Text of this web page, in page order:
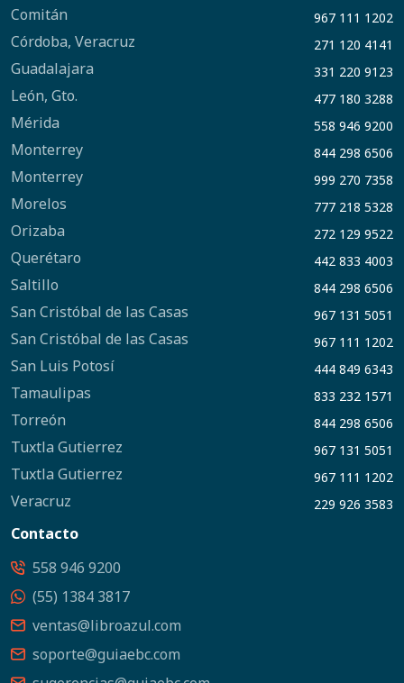
Comitán 967 111 1202
Córdoba, Veracruz 271 120 4141
Guadalajara 331 220 9123
León, Gto. 477 180 3288
Mérida 558 946 9200
Monterrey 844 298 6506
Monterrey 999 270 7358
Morelos 777 218 5328
Orizaba 272 129 9522
Querétaro 442 833 4003
Saltillo 844 298 6506
San Cristóbal de las Casas 967 131 5051
San Cristóbal de las Casas 967 111 1202
San Luis Potosí 444 849 6343
Tamaulipas 833 232 1571
Torreón 844 298 6506
Tuxtla Gutierrez 967 131 5051
Tuxtla Gutierrez 967 111 1202
Veracruz 229 926 3583
Contacto
558 946 9200
(55) 1384 3817
ventas@libroazul.com
soporte@guiaebc.com